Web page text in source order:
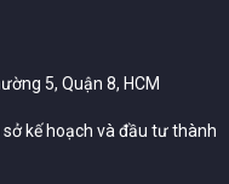
5, Quận 8, HCM
kế hoạch và đầu tư thành